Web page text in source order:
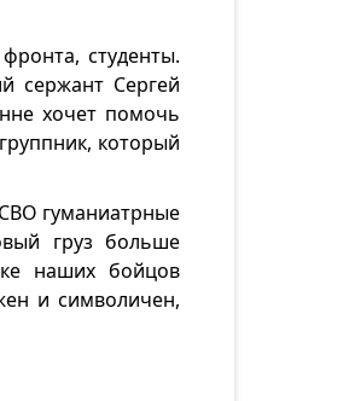
студенты.
сержант Сергей
хочет помочь
который
гуманиатрные
груз больше
наших бойцов
и символичен,